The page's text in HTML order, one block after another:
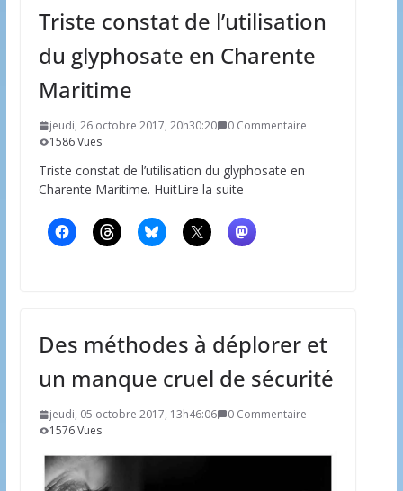
Triste constat de l’utilisation
du glyphosate en Charente
Maritime
jeudi, 26 octobre 2017, 20h30:20
0 Commentaire
1586 Vues
Triste constat de l’utilisation du glyphosate en
Charente Maritime. HuitLire la suite
Des méthodes à déplorer et
un manque cruel de sécurité
jeudi, 05 octobre 2017, 13h46:06
0 Commentaire
1576 Vues